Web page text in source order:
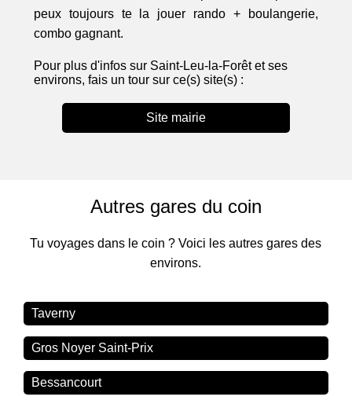
peux toujours te la jouer rando + boulangerie,
combo gagnant.
Pour plus d'infos sur Saint-Leu-la-Forêt et ses
environs, fais un tour sur ce(s) site(s) :
Site mairie
Autres gares du coin
Tu voyages dans le coin ? Voici les autres gares des
environs.
Taverny
Gros Noyer Saint-Prix
Bessancourt